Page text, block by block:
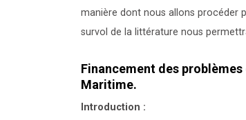
manière dont nous allons procéder
survol de la littérature nous
Financement des
Maritime.
Introduction :